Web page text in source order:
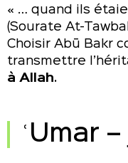
« … quand ils
(Sourate At-
Choisir Abū Bakr
transmettre
à Allah.